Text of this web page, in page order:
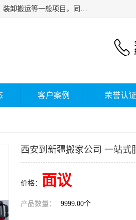
西安福鸿祥物流有限公司成立于2021年，位于陕西省西安市灞桥区，公司主要从事国内货物运输代理、装卸搬运等一般项目，同时具备道路货物运输（不含危险货物）的许可资质。凭借专业的物流服务和*的运输能力，公司致力于为客户提供安全、可靠的物流解决方案，满足多样化的运输需求，助力企业*运营。
客户案例 荣誉认证
西安到新疆搬家公司 一站式
价格： 面议
产品数量： 9999.00个